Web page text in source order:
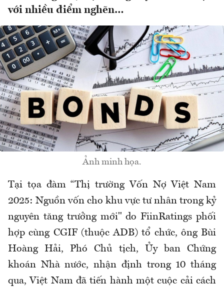
với nhiều điểm nghẽn…
Ảnh minh họa.
Tại tọa đàm “Thị trường Vốn Nợ Việt Nam
2025: Nguồn vốn cho khu vực tư nhân trong kỷ
nguyên tăng trưởng mới" do FiinRatings phối
hợp cùng CGIF (thuộc ADB) tổ chức, ông Bùi
Hoàng Hải, Phó Chủ tịch, Ủy ban Chứng
khoán Nhà nước, nhận định trong 10 tháng
qua, Việt Nam đã tiến hành một cuộc cải cách